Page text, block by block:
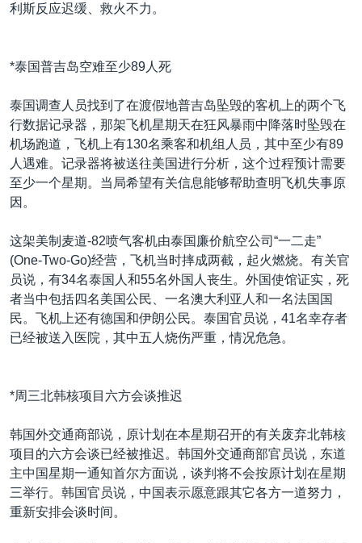
利斯反应迟缓、救火不力。
*泰国普吉岛空难至少89人死
泰国调查人员找到了在渡假地普吉岛坠毁的客机上的两个飞
行数据记录器，那架飞机星期天在狂风暴雨中降落时坠毁在
机场跑道，飞机上有130名乘客和机组人员，其中至少有89
人遇难。记录器将被送往美国进行分析，这个过程预计需要
至少一个星期。当局希望有关信息能够帮助查明飞机失事原
因。
这架美制麦道-82喷气客机由泰国廉价航空公司“一二走”
(One-Two-Go)经营，飞机当时摔成两截，起火燃烧。有关官
员说，有34名泰国人和55名外国人丧生。外国使馆证实，死
者当中包括四名美国公民、一名澳大利亚人和一名法国国
民。飞机上还有德国和伊朗公民。泰国官员说，41名幸存者
已经被送入医院，其中五人烧伤严重，情况危急。
*周三北韩核项目六方会谈推迟
韩国外交通商部说，原计划在本星期召开的有关废弃北韩核
项目的六方会谈已经被推迟。韩国外交通商部官员说，东道
主中国星期一通知首尔方面说，谈判将不会按原计划在星期
三举行。韩国官员说，中国表示愿意跟其它各方一道努力，
重新安排会谈时间。